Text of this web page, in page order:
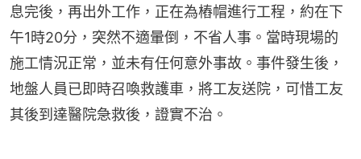
息完後，再出外工作，正在為樁帽進行工程，約在下
午1時20分，突然不適暈倒，不省人事。當時現場的
施工情況正常，並未有任何意外事故。事件發生後，
地盤人員已即時召喚救護車，將工友送院，可惜工友
其後到達醫院急救後，證實不治。